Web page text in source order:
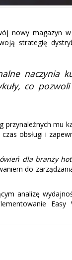
nowy magazyn
strategię
naczynia
co
przynależnych mu
obsługi i
dla branży
do
analizę
Easy